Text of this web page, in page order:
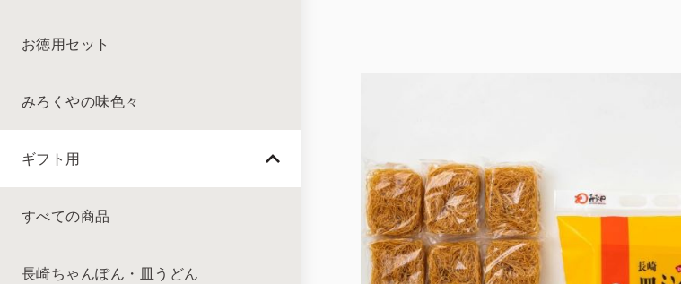
お徳用セット
みろくやの味色々
ギフト用
すべての商品
長崎ちゃんぽん・皿うどん